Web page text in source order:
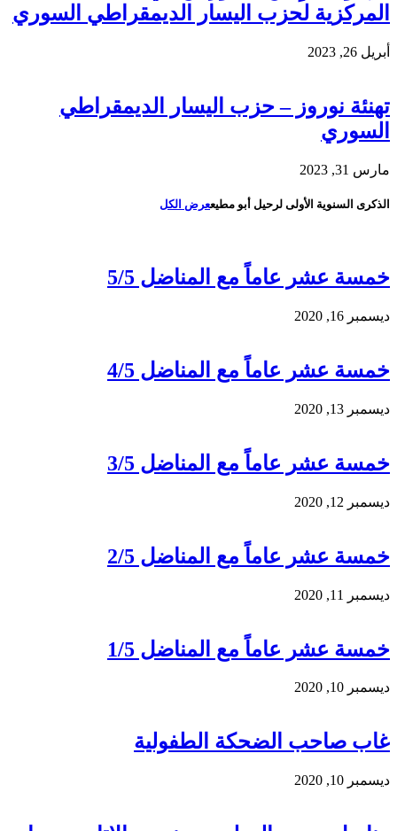
المركزية لحزب اليسار الديمقراطي السوري
أبريل 26, 2023
تهنئة نوروز – حزب اليسار الديمقراطي
السوري
مارس 31, 2023
الذكرى السنوية الأولى لرحيل أبو مطيععرض الكل
خمسة عشر عاماً مع المناضل 5/5
ديسمبر 16, 2020
خمسة عشر عاماً مع المناضل 4/5
ديسمبر 13, 2020
خمسة عشر عاماً مع المناضل 3/5
ديسمبر 12, 2020
خمسة عشر عاماً مع المناضل 2/5
ديسمبر 11, 2020
خمسة عشر عاماً مع المناضل 1/5
ديسمبر 10, 2020
غاب صاحب الضحكة الطفولية
ديسمبر 10, 2020